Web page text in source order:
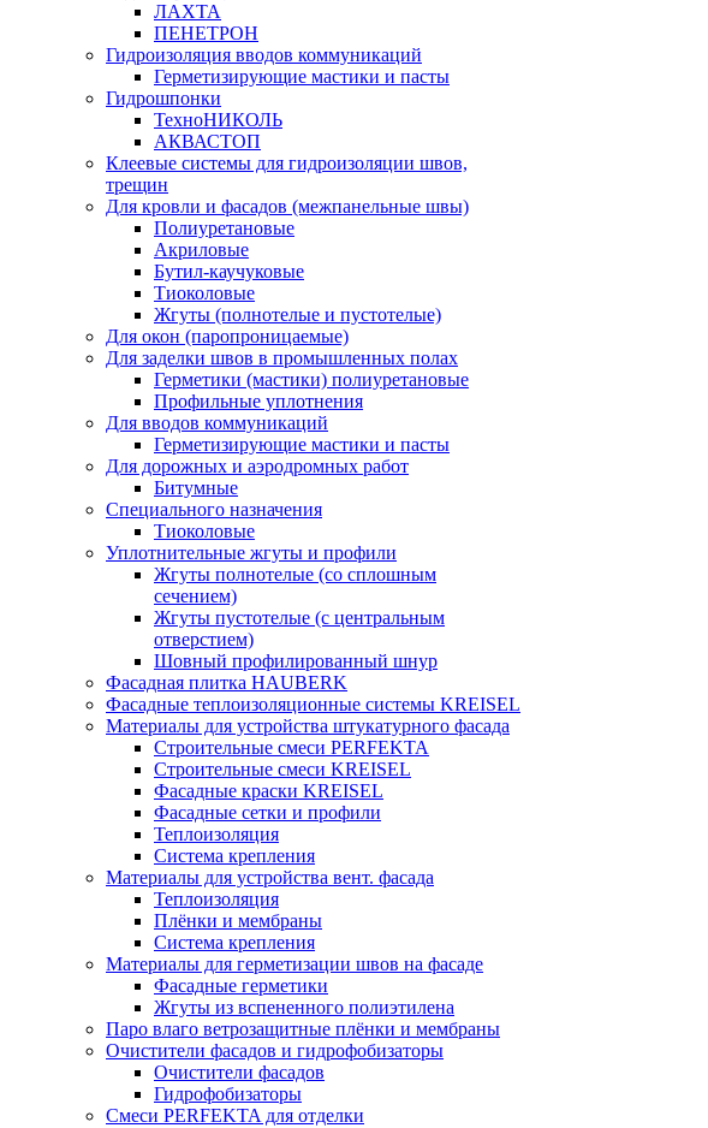
ЛАХТА
ПЕНЕТРОН
Гидроизоляция вводов коммуникаций
Герметизирующие мастики и пасты
Гидрошпонки
ТехноНИКОЛЬ
АКВАСТОП
Клеевые системы для гидроизоляции швов,
трещин
Для кровли и фасадов (межпанельные швы)
Полиуретановые
Акриловые
Бутил-каучуковые
Тиоколовые
Жгуты (полнотелые и пустотелые)
Для окон (паропроницаемые)
Для заделки швов в промышленных полах
Герметики (мастики) полиуретановые
Профильные уплотнения
Для вводов коммуникаций
Герметизирующие мастики и пасты
Для дорожных и аэродромных работ
Битумные
Специального назначения
Тиоколовые
Уплотнительные жгуты и профили
Жгуты полнотелые (со сплошным
сечением)
Жгуты пустотелые (с центральным
отверстием)
Шовный профилированный шнур
Фасадная плитка HAUBERK
Фасадные теплоизоляционные системы KREISEL
Материалы для устройства штукатурного фасада
Строительные смеси PERFEKTA
Строительные смеси KREISEL
Фасадные краски KREISEL
Фасадные сетки и профили
Теплоизоляция
Система крепления
Материалы для устройства вент. фасада
Теплоизоляция
Плёнки и мембраны
Система крепления
Материалы для герметизации швов на фасаде
Фасадные герметики
Жгуты из вспененного полиэтилена
Паро влаго ветрозащитные плёнки и мембраны
Очистители фасадов и гидрофобизаторы
Очистители фасадов
Гидрофобизаторы
Смеси PERFEKTA для отделки